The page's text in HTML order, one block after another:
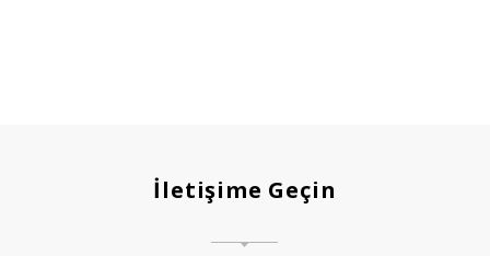
İletişime Geçin